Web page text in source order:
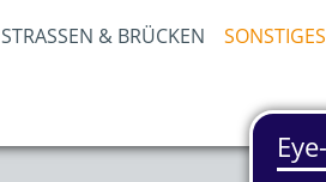
STRASSEN & BRÜCKEN SONSTIGES